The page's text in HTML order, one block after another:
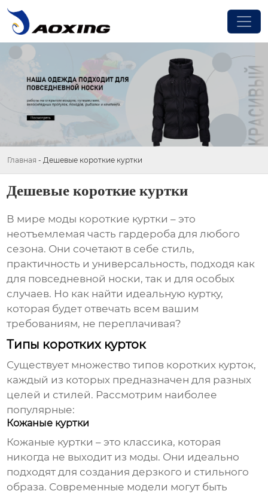
Главная - Дешевые короткие куртки
Дешевые короткие куртки
В мире моды короткие куртки – это
неотъемлемая часть гардероба для любого
сезона. Они сочетают в себе стиль,
практичность и универсальность, подходя как
для повседневной носки, так и для особых
случаев. Но как найти идеальную куртку,
которая будет отвечать всем вашим
требованиям, не переплачивая?
Типы коротких курток
Существует множество типов коротких курток,
каждый из которых предназначен для разных
целей и стилей. Рассмотрим наиболее
популярные:
Кожаные куртки
Кожаные куртки – это классика, которая
никогда не выходит из моды. Они идеально
подходят для создания дерзкого и стильного
образа. Современные модели могут быть